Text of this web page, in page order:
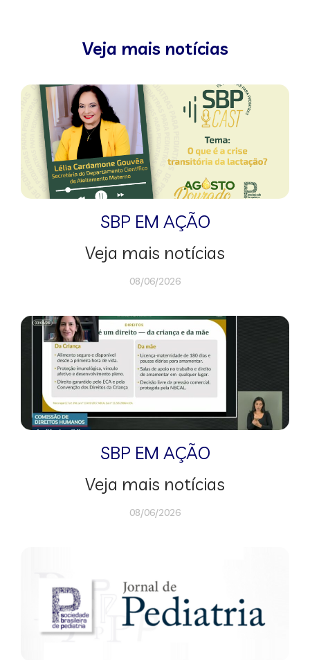
Veja mais notícias
SBP EM AÇÃO
Veja mais notícias
08/06/2026
SBP EM AÇÃO
Veja mais notícias
08/06/2026